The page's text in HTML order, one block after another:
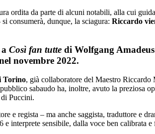
ordita da parte di alcuni notabili, alla cui
si consumerà, dunque, la sciagura: Riccardo
Così fan tutte di Wolfgang
novembre 2022.
Torino, già collaboratore del Maestro Riccardo
sabaudo ha, inoltre, avuto la preziosa
di Puccini.
e regista – ma anche saggista, traduttore e
e interprete sensibile, dalla voce ben calibrata